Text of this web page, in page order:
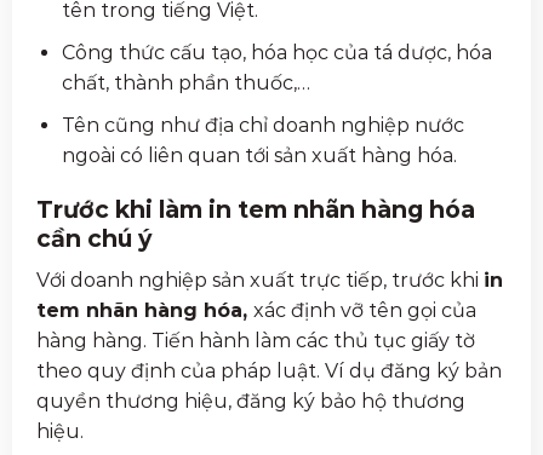
tên trong tiếng Việt.
Công thức cấu tạo, hóa học của tá dược, hóa
chất, thành phần thuốc,…
Tên cũng như địa chỉ doanh nghiệp nước
ngoài có liên quan tới sản xuất hàng hóa.
Trước khi làm in tem nhãn hàng hóa
cần chú ý
Với doanh nghiệp sản xuất trực tiếp, trước khi in
tem nhãn hàng hóa, xác định vỡ tên gọi của
hàng hàng. Tiến hành làm các thủ tục giấy tờ
theo quy định của pháp luật. Ví dụ đăng ký bản
quyền thương hiệu, đăng ký bảo hộ thương
hiệu.